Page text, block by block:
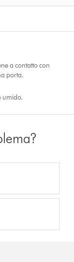
a contatto con
porta.
umido.